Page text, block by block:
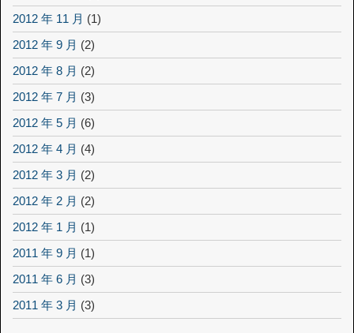
2012 年 11 月 (1)
2012 年 9 月 (2)
2012 年 8 月 (2)
2012 年 7 月 (3)
2012 年 5 月 (6)
2012 年 4 月 (4)
2012 年 3 月 (2)
2012 年 2 月 (2)
2012 年 1 月 (1)
2011 年 9 月 (1)
2011 年 6 月 (3)
2011 年 3 月 (3)